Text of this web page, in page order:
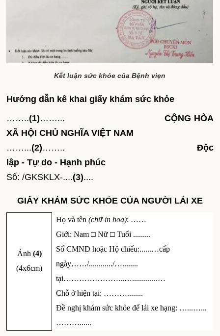
Kết luận sức khỏe của Bệnh viẹn
Hướng dẫn kê khai giấy khám sức khỏe
……..(1)……...CỘNG HÒA
XÃ HỘI CHỦ NGHĨA VIỆT NAM
……...(2)…….. Độc
lập - Tự do - Hạnh phúc
Số: /GKSKLX-....(3)....
GIẤY KHÁM SỨC KHỎE CỦA NGƯỜI LÁI XE
Ảnh (4)
(4x6cm)
Họ và tên (chữ in hoa): ……
Giới: Nam □ Nữ □ Tuổi .........
Số CMND hoặc Hộ chiếu:......…cấp
ngày……/............/…........
tại…………………...….............…
Chỗ ở hiện tại: ………........
Đề nghị khám sức khỏe để lái xe hạng: …...…...
………......